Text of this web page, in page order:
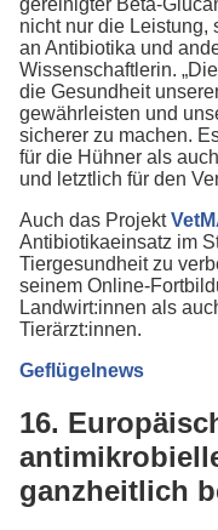
nicht nur die Leistung,
an Antibiotika und
Wissenschaftlerin.
die Gesundheit
gewährleisten und
sicherer zu machen.
für die Hühner als
und letztlich für den
Auch das Projekt
Antibiotikaeinsatz im
Tiergesundheit zu
seinem Online-
Landwirt:innen als
Tierärzt:innen.
Geflügelnews
16.
ganzheitlich